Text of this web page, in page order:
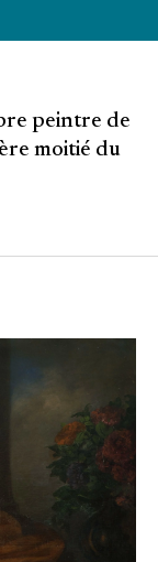
peintre de
moitié du